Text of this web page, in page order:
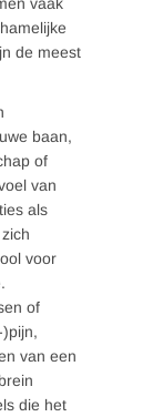
de meest
baan,
of
van
als
voor
of
van een
die het